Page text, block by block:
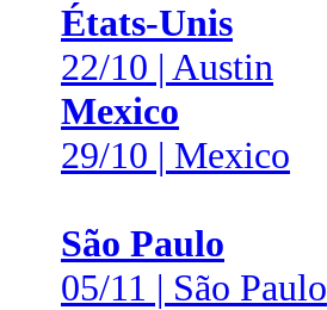
États-Unis
22/10 | Austin
Mexico
29/10 | Mexico
São Paulo
05/11 | São Paulo